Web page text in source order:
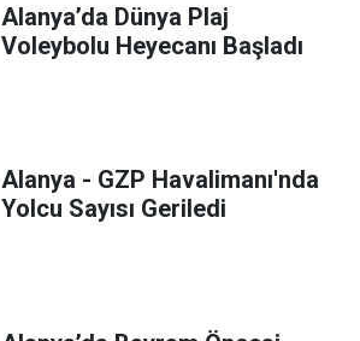
Alanya’da Dünya Plaj
Voleybolu Heyecanı Başladı
Alanya - GZP Havalimanı'nda
Yolcu Sayısı Geriledi